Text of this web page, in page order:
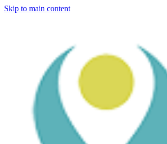
Skip to main content